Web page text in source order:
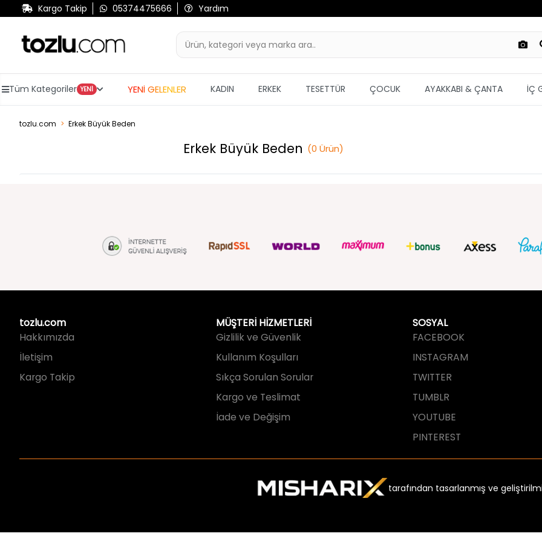
Kargo Takip 05374475666 Yardım
Tüm Kategoriler YENİ YENİ GELENLER KADIN ERKEK TESETTÜR ÇOCUK AYAKKABI & ÇANTA İÇ
tozlu.com Erkek Büyük Beden
Erkek Büyük Beden (0 Ürün)
tozlu.com
Hakkımızda
İletişim
Kargo Takip
MÜŞTERİ HİZMETLERİ
Gizlilik ve Güvenlik
Kullanım Koşulları
Sıkça Sorulan Sorular
Kargo ve Teslimat
İade ve Değişim
SOSYAL
FACEBOOK
INSTAGRAM
TWITTER
TUMBLR
YOUTUBE
PINTEREST
tarafından tasarlanmış ve